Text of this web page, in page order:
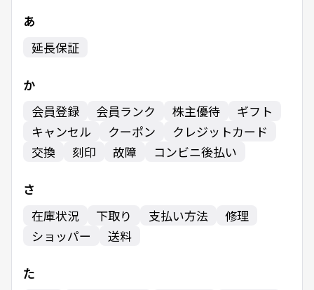
あ
延長保証
か
会員登録
会員ランク 株主優待
ギフト
キャンセル
クーポン
クレジットカード
交換
刻印 故障 コンビニ後払い
さ
在庫状況
下取り 支払い方法
修理
ショッパー
送料
た